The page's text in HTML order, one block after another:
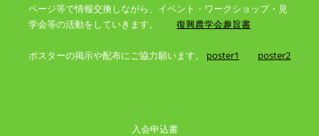
ページ等で情報交換しながら、イベント・ワークショップ・見
学会等の活動をしていきます。 復興農学会趣旨書
ポスターの掲示や配布にご協力願います。 poster1 poster2
入会申込書